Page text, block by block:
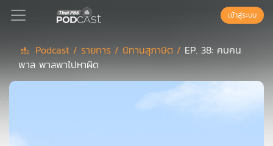
Podcast
เข้าสู่ระบบ
Podcast / รายการ / นิทานสุภาษิต / EP. 38: คบคน
พาล พาลพาไปหาผิด